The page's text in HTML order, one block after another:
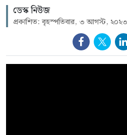
ডেস্ক নিউজ
প্রকাশিত: বৃহস্পতিবার, ৩ আগস্ট,